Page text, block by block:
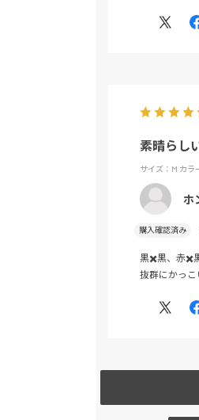
素晴らし
サイズ：M カラ
ホ
購入確認済み
黒✖️黒、赤✖️
抜群にかっこ